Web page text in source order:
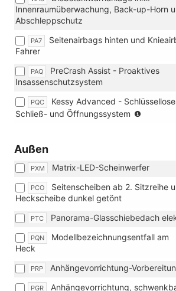
Innenraumüberwachung, Back-up-Horn
Abschleppschutz
PA7
Seitenairbags hinten und
Fahrer
PAQ
PreCrash Assist - Proaktives
Insassenschutzsystem
PQC
Kessy Advanced -
Schließ- und Öffnungssystem
up-
und
Außen
PXM Matrix-LED-Scheinwerfer
PCO
Seitenscheiben ab 2. Sitzreihe
Heckscheibe dunkel getönt
PTC Panorama-Glasschiebedach
PQN
Modellbezeichnungsentfall am
Heck
PRP Anhängevorrichtung-
PGR Anhängevorrichtung,